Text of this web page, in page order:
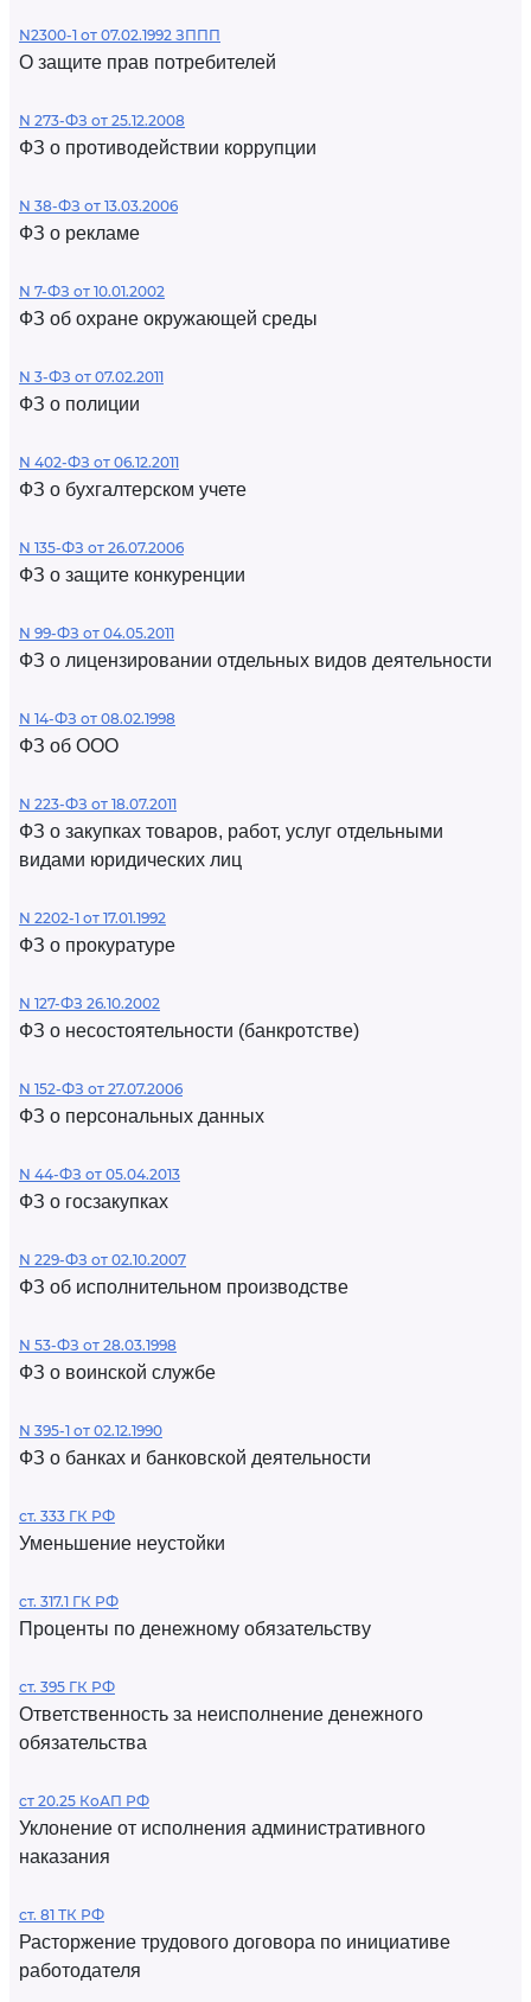
N2300-1 от 07.02.1992 ЗППП
О защите прав потребителей
N 273-ФЗ от 25.12.2008
ФЗ о противодействии коррупции
N 38-ФЗ от 13.03.2006
ФЗ о рекламе
N 7-ФЗ от 10.01.2002
ФЗ об охране окружающей среды
N 3-ФЗ от 07.02.2011
ФЗ о полиции
N 402-ФЗ от 06.12.2011
ФЗ о бухгалтерском учете
N 135-ФЗ от 26.07.2006
ФЗ о защите конкуренции
N 99-ФЗ от 04.05.2011
ФЗ о лицензировании отдельных видов деятельности
N 14-ФЗ от 08.02.1998
ФЗ об ООО
N 223-ФЗ от 18.07.2011
ФЗ о закупках товаров, работ, услуг отдельными
видами юридических лиц
N 2202-1 от 17.01.1992
ФЗ о прокуратуре
N 127-ФЗ 26.10.2002
ФЗ о несостоятельности (банкротстве)
N 152-ФЗ от 27.07.2006
ФЗ о персональных данных
N 44-ФЗ от 05.04.2013
ФЗ о госзакупках
N 229-ФЗ от 02.10.2007
ФЗ об исполнительном производстве
N 53-ФЗ от 28.03.1998
ФЗ о воинской службе
N 395-1 от 02.12.1990
ФЗ о банках и банковской деятельности
ст. 333 ГК РФ
Уменьшение неустойки
ст. 317.1 ГК РФ
Проценты по денежному обязательству
ст. 395 ГК РФ
Ответственность за неисполнение денежного
обязательства
ст 20.25 КоАП РФ
Уклонение от исполнения административного
наказания
ст. 81 ТК РФ
Расторжение трудового договора по инициативе
работодателя